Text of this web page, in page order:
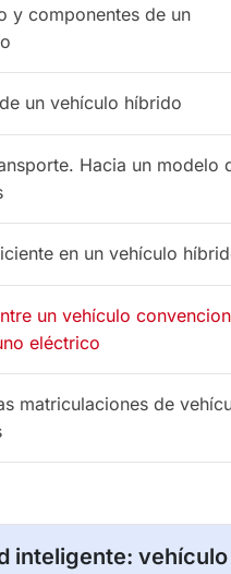
y componentes de un
un vehículo híbrido
Hacia un modelo
en un vehículo
un vehículo
eléctrico
matriculaciones de
inteligente: vehículo